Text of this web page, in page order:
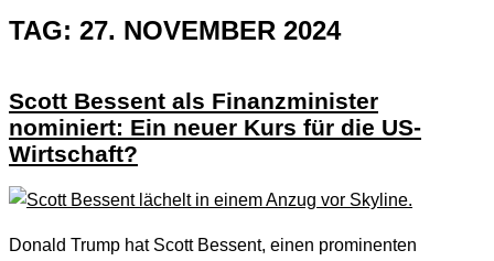
TAG: 27. NOVEMBER 2024
Scott Bessent als Finanzminister
nominiert: Ein neuer Kurs für die US-
Wirtschaft?
Donald Trump hat Scott Bessent, einen prominenten